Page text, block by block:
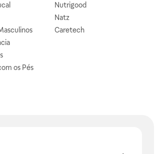
os Pés
Nutrigood
Natz
Caretech